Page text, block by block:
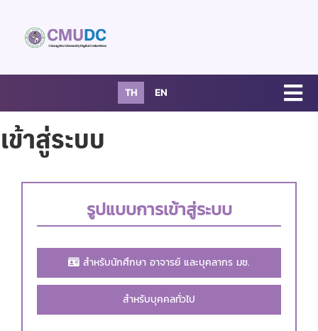
TH EN
เข้าสู่ระบบ
รูปแบบการเข้าสู่ระบบ
สำหรับนักศึกษา อาจารย์ และบุคลากร มช.
สำหรับบุคคลทั่วไป